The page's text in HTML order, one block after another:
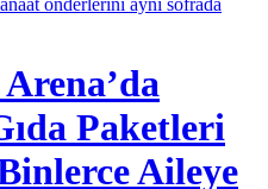
ilçedeki siyasi parti
önderlerini aynı sofrada